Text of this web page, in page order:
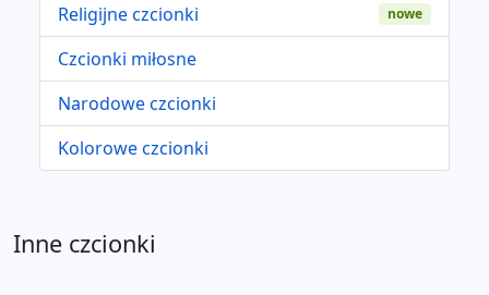
Religijne czcionki
nowe
Czcionki miłosne
Narodowe czcionki
Kolorowe czcionki
Inne czcionki